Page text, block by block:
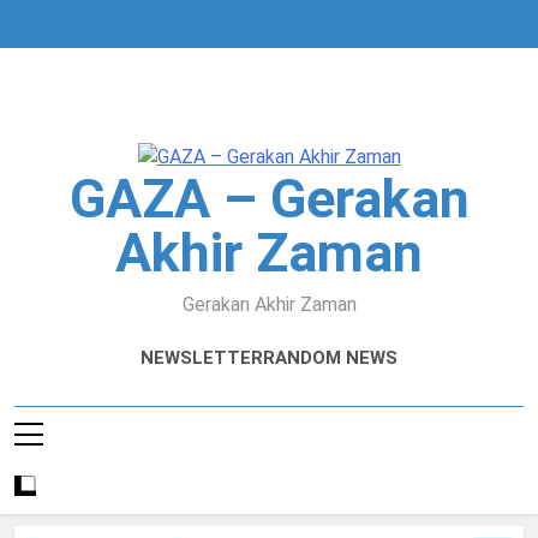
GAZA – Gerakan
Akhir Zaman
Gerakan Akhir Zaman
NEWSLETTERRANDOM NEWS